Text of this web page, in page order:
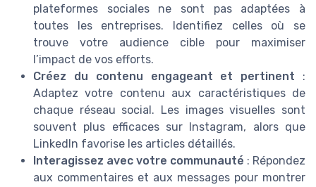
plateformes sociales ne sont pas adaptées à
toutes les entreprises. Identifiez celles où se
trouve votre audience cible pour maximiser
l’impact de vos efforts.
Créez du contenu engageant et pertinent :
Adaptez votre contenu aux caractéristiques de
chaque réseau social. Les images visuelles sont
souvent plus efficaces sur Instagram, alors que
LinkedIn favorise les articles détaillés.
Interagissez avec votre communauté : Répondez
aux commentaires et aux messages pour montrer